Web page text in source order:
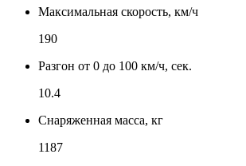
Максимальная скорость, км/ч
190
Разгон от 0 до 100 км/ч, сек.
10.4
Снаряженная масса, кг
1187